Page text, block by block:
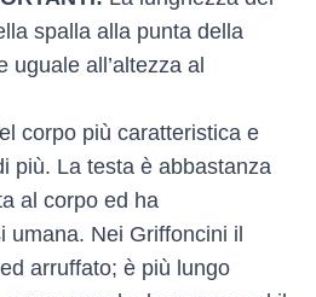
spalla alla punta della
uguale all’altezza al
corpo più caratteristica e
più. La testa è abbastanza
al corpo ed ha
umana. Nei Griffoncini il
arruffato; è più lungo